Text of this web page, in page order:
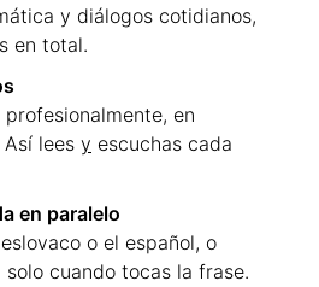
y diálogos cotidianos,
en total.
en
lees y escuchas cada
en paralelo
o el español, o
cuando tocas la frase.